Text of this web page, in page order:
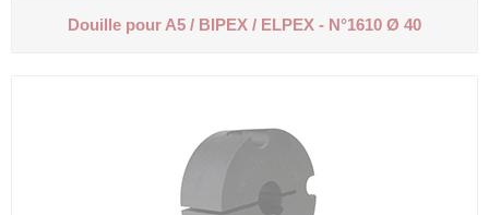
Douille pour A5 / BIPEX / ELPEX - N°1610 Ø 40